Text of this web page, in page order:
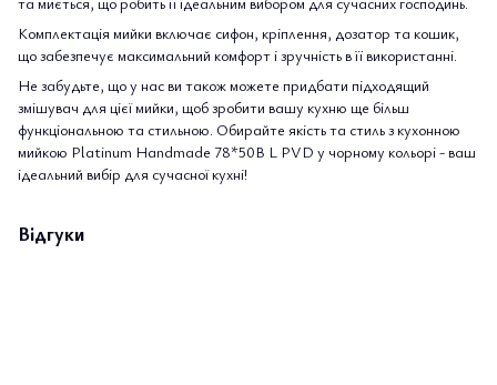
Комплектація мийки включає сифон, кріплення, дозатор та кошик,
що забезпечує максимальний комфорт і зручність в її використанні.
Не забудьте, що у нас ви також можете придбати підходящий
змішувач для цієї мийки, щоб зробити вашу кухню ще більш
функціональною та стильною. Обирайте якість та стиль з кухонною
мийкою Platinum Handmade 78*50В L PVD у чорному кольорі - ваш
ідеальний вибір для сучасної кухні!
Відгуки